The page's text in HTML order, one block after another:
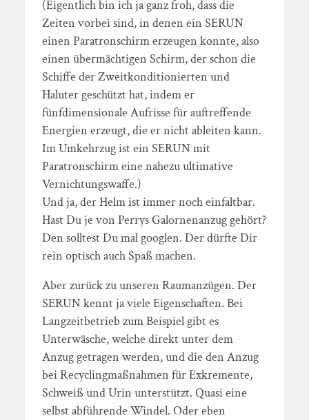
(Eigentlich bin ich ja ganz froh, dass die
Zeiten vorbei sind, in denen ein SERUN
einen Paratronschirm erzeugen konnte, also
einen übermächtigen Schirm, der schon die
Schiffe der Zweitkonditionierten und
Haluter geschützt hat, indem er
fünfdimensionale Aufrisse für auftreffende
Energien erzeugt, die er nicht ableiten kann.
Im Umkehrzug ist ein SERUN mit
Paratronschirm eine nahezu ultimative
Vernichtungswaffe.)
Und ja, der Helm ist immer noch einfaltbar.
Hast Du je von Perrys Galornenanzug gehört?
Den solltest Du mal googlen. Der dürfte Dir
rein optisch auch Spaß machen.
Aber zurück zu unseren Raumanzügen. Der
SERUN kennt ja viele Eigenschaften. Bei
Langzeitbetrieb zum Beispiel gibt es
Unterwäsche, welche direkt unter dem
Anzug getragen werden, und die den Anzug
bei Recyclingmaßnahmen für Exkremente,
Schweiß und Urin unterstützt. Quasi eine
selbst abführende Windel. Oder eben